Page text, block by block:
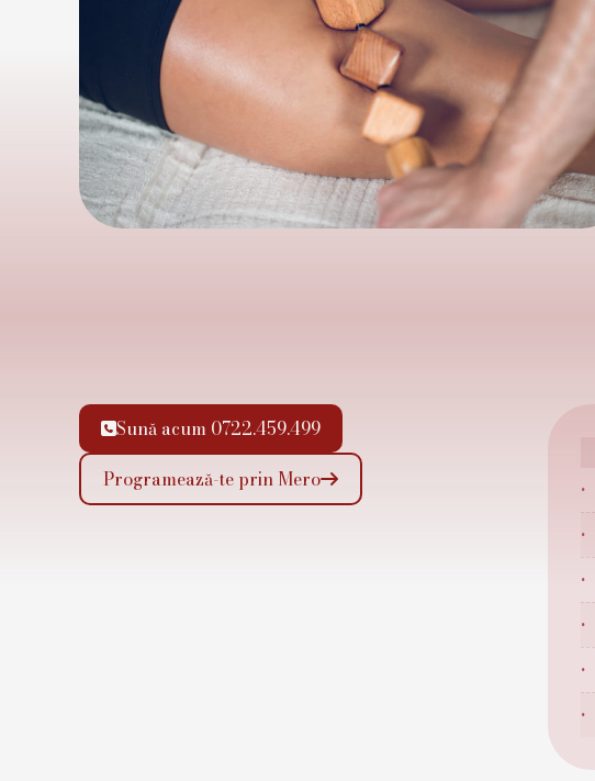
Sună acum 0722.459.499
Programează-te prin Mero